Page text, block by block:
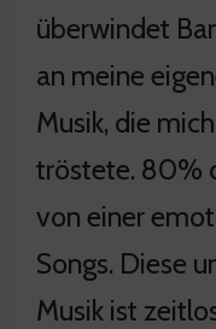
überwindet
an meine
Musik, die
tröstete. 80%
von einer
Songs. Diese
Musik ist